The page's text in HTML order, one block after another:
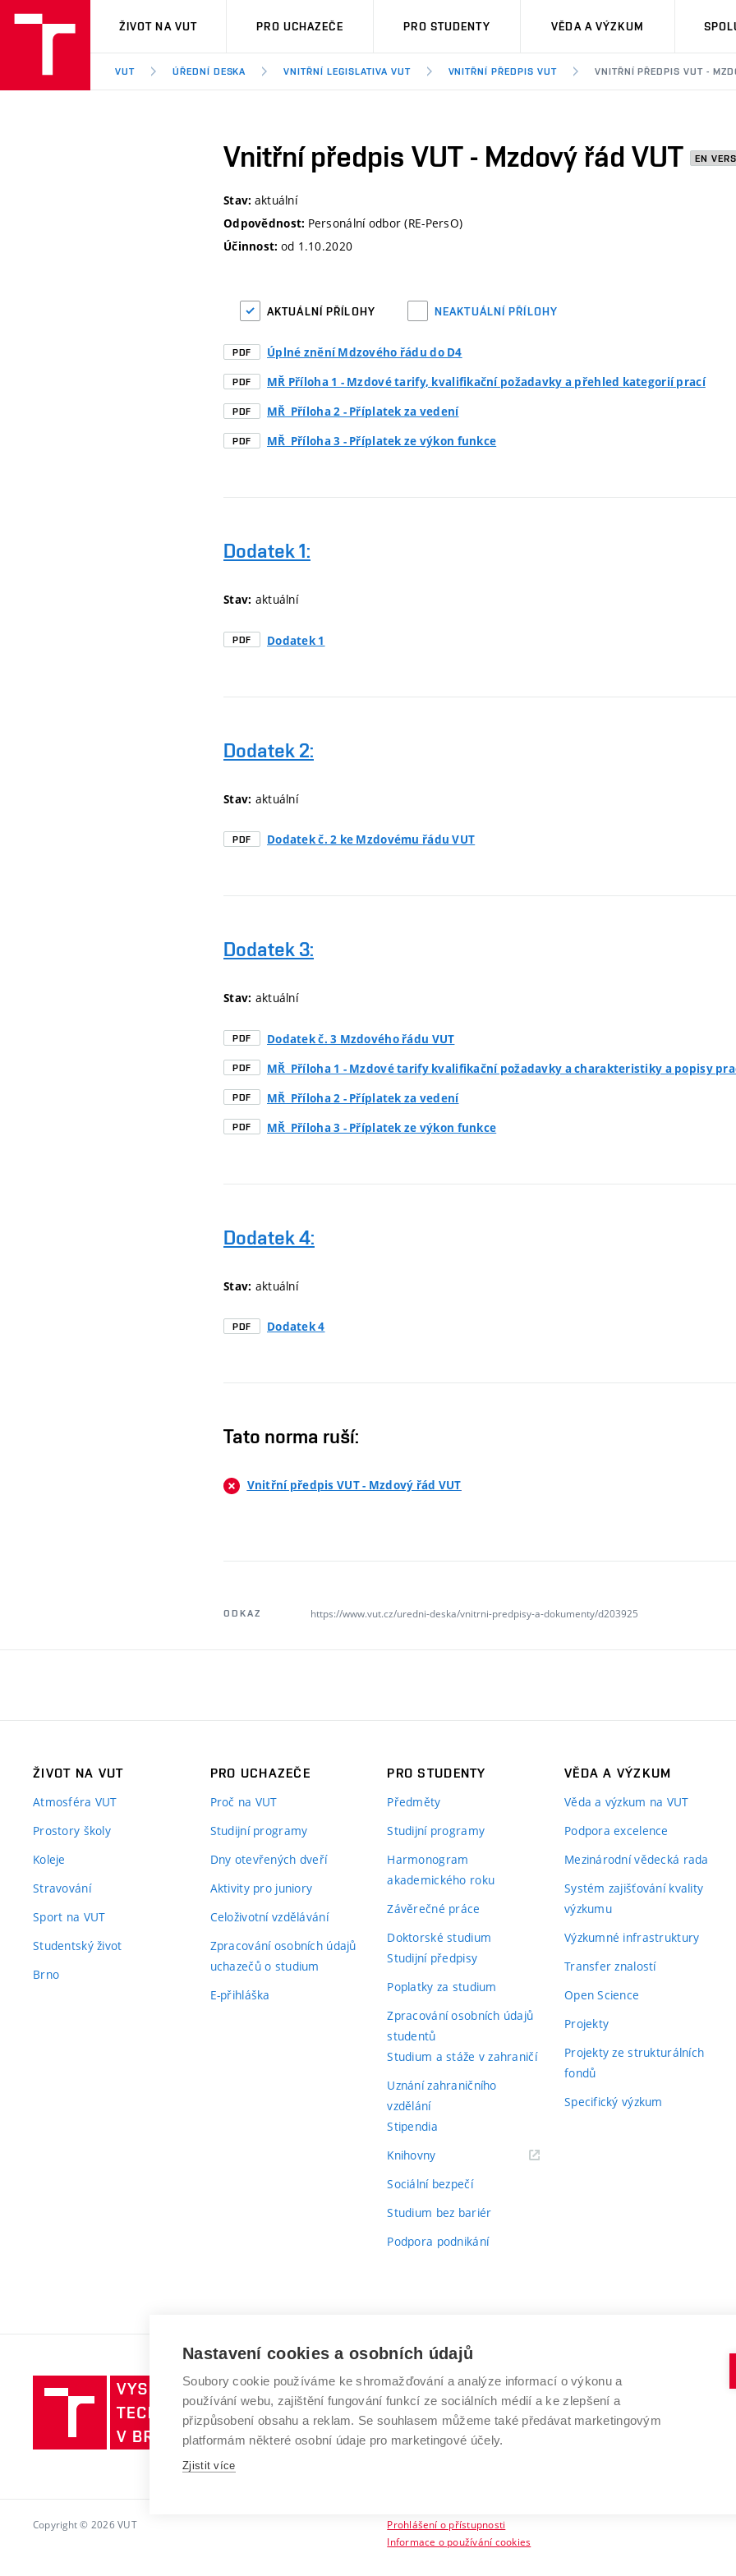
VUT
ŽIVOT NA VUT PRO UCHAZEČE PRO STUDENTY VĚDA A VÝZKUM
VUT ÚŘEDNÍ DESKA VNITŘNÍ LEGISLATIVA VUT VNITŘNÍ PŘEDPIS VUT VNITŘNÍ PŘEDPIS VUT -
Vnitřní předpis VUT - Mzdový řád VUT EN
Stav: aktuální
Odpovědnost: Personální odbor (RE-PersO)
Účinnost: od 1.10.2020
AKTUÁLNÍ PŘÍLOHY NEAKTUÁLNÍ PŘÍLOHY
PDF Úplné znění Mdzového řádu do D4
PDF MŘ Příloha 1 - Mzdové tarify, kvalifikační požadavky a přehled kategorií prací
PDF MŘ_Příloha 2 - Příplatek za vedení
PDF MŘ_Příloha 3 - Příplatek ze výkon funkce
Dodatek 1:
Stav: aktuální
PDF Dodatek 1
Dodatek 2:
Stav: aktuální
PDF Dodatek č. 2 ke Mzdovému řádu VUT
Dodatek 3:
Stav: aktuální
PDF Dodatek č. 3 Mzdového řádu VUT
PDF MŘ_Příloha 1 - Mzdové tarify kvalifikační požadavky a charakteristiky a popisy
PDF MŘ_Příloha 2 - Příplatek za vedení
PDF MŘ_Příloha 3 - Příplatek ze výkon funkce
Dodatek 4:
Stav: aktuální
PDF Dodatek 4
Tato norma ruší:
Vnitřní předpis VUT - Mzdový řád VUT
ODKAZ https://www.vut.cz/uredni-deska/vnitrni-predpisy-a-dokumenty/d203925
ŽIVOT NA VUT
Atmosféra VUT
Prostory školy
Koleje
Stravování
Sport na VUT
Studentský život
Brno
PRO UCHAZEČE
Proč na VUT
Studijní programy
Dny otevřených dveří
Aktivity pro juniory
Celoživotní vzdělávání
Zpracování osobních údajů
uchazečů o studium
E-přihláška
PRO STUDENTY
Předměty
Studijní programy
Harmonogram
akademického roku
Závěrečné práce
Doktorské studium
Studijní předpisy
Poplatky za studium
Zpracování osobních údajů
studentů
Studium a stáže v zahraničí
Uznání zahraničního
vzdělání
Stipendia
Knihovny(externí
Sociální bezpečí
Studium bez bariér
Podpora podnikání
VĚDA A VÝZKUM
Věda a výzkum na VUT
Podpora excelence
Mezinárodní vědecká rada
Systém zajišťování kvality
výzkumu
Výzkumné infrastruktury
Transfer znalostí
Open Science
Projekty
Projekty ze strukturálních
fondů
Specifický výzkum
Vysoké
učení
technické
v
VYSOKÉ UČENÍ TECHNICKÉ V BRNĚ
Antonínská 548/1
602 00 Brno
www.vut.cz
Copyright © 2026 VUT
Prohlášení o přístupnosti
Informace o používání cookies
Nastavení cookies a osobních údajů
Soubory cookie používáme ke shromažďování a analýze informací o výkonu a
používání webu, zajištění fungování funkcí ze sociálních médií a ke zlepšení a
přizpůsobení obsahu a reklam. Se souhlasem můžeme také předávat marketingovým
platformám některé osobní údaje pro marketingové účely.
Zjistit více